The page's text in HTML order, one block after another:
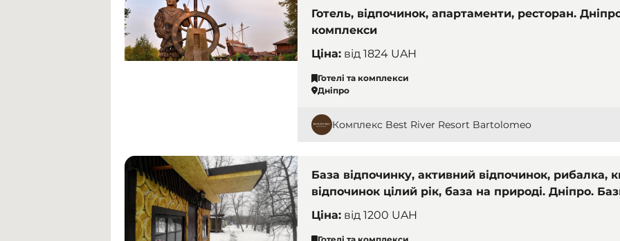
Готель, відпочинок, апартаменти, ресторан.
комплекси
Ціна: від 1824 UAH
Готелі та комплекси
Дніпро
Комплекс Best River Resort Bartolomeo
База відпочинку, активний відпочинок, рибалка,
відпочинок цілий рік, база на природі. Дніпро.
комплекси
Ціна: від 1200 UAH